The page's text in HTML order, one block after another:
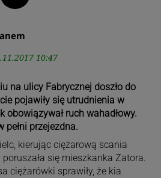
10:47
na ulicy Fabrycznej doszło do
pojawiły się utrudnienia w
obowiązywał ruch wahadłowy.
pełni przejezdna.
kierując ciężarową scania
poruszała się mieszkanka Zatora.
ciężarówki sprawiły, że kia